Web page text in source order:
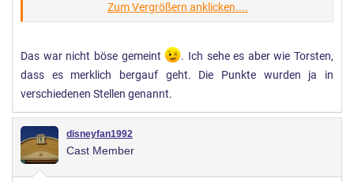
Aber das aktuelle Konzept verärgert mich ein wenig.
Damit meine ich nicht die vielen Renovierungen und
Schließungen dadurch.
Das muß sein, und vielleicht wird jetzt ja auch Qualitativer
gearbeitet, aber das sehen wir in 5 Jahren zum 30.
aber IASW zeigt aktuell schon wieder das es eben nicht so ist
Zum Vergrößern anklicken....
Das war nicht böse gemeint
. Ich sehe es aber wie Torsten,
dass es merklich bergauf geht. Die Punkte wurden ja in
verschiedenen Stellen genannt.
disneyfan1992
Cast Member